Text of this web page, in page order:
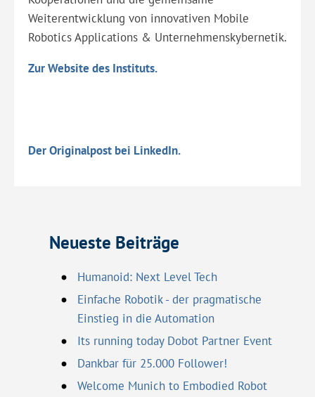
Weiterentwicklung von innovativen Mobile
Robotics Applications & Unternehmenskybernetik.
Zur Website des Instituts.
Der Originalpost bei LinkedIn.
Neueste Beiträge
Humanoid: Next Level Tech
Einfache Robotik - der pragmatische
Einstieg in die Automation
Its running today Dobot Partner Event
Dankbar für 25.000 Follower!
Welcome Munich to Embodied Robot